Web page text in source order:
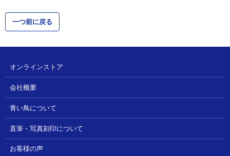
一つ前に戻る
オンラインストア
会社概要
青い鳥について
直筆・写真刻印について
お客様の声